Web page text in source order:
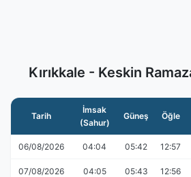
Kırıkkale - Keskin
Tarih
İmsak
(Sahur)
Güneş Öğle
06/08/2026 04:04 05:42 12:57
07/08/2026 04:05 05:43 12:56